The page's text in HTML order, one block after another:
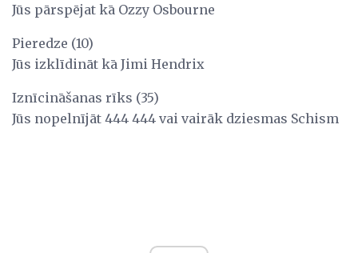
Jūs pārspējat kā Ozzy Osbourne
Pieredze (10)
Jūs izklīdināt kā Jimi Hendrix
Iznīcināšanas rīks (35)
Jūs nopelnījāt 444 444 vai vairāk dziesmas Schism